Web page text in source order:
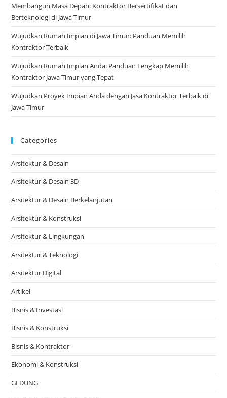
Membangun Masa Depan: Kontraktor Bersertifikat dan
Berteknologi di Jawa Timur
Wujudkan Rumah Impian di Jawa Timur: Panduan Memilih
Kontraktor Terbaik
Wujudkan Rumah Impian Anda: Panduan Lengkap Memilih
Kontraktor Jawa Timur yang Tepat
Wujudkan Proyek Impian Anda dengan Jasa Kontraktor Terbaik di
Jawa Timur
Categories
Arsitektur & Desain
Arsitektur & Desain 3D
Arsitektur & Desain Berkelanjutan
Arsitektur & Konstruksi
Arsitektur & Lingkungan
Arsitektur & Teknologi
Arsitektur Digital
Artikel
Bisnis & Investasi
Bisnis & Konstruksi
Bisnis & Kontraktor
Ekonomi & Konstruksi
GEDUNG